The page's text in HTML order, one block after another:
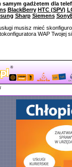
samym gadżetem dla
BlackBerry HTC (SPV)
Sharp Siemens
musisz mieć
WAP Twojej